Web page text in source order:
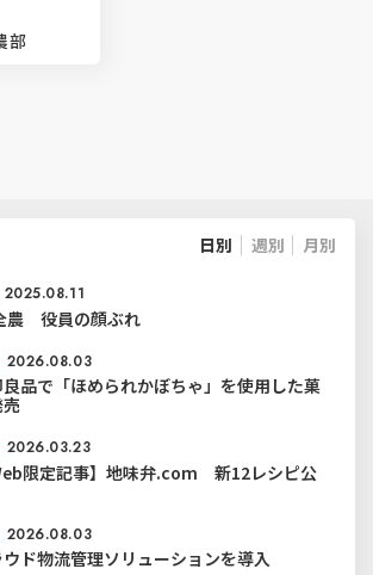
部
日別 週別 月別
2025.08.11
農 役員の顔ぶれ
2026.08.03
良品で「ほめられかぼちゃ」を使用した菓
2026.03.23
限定記事】地味弁.com 新12レシピ公
2026.08.03
ウド物流管理ソリューションを導入